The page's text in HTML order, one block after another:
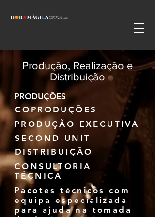
Produção, Realização e
Distribuição
PRODUÇÕES
COPRODUÇÕES
PRODUÇÃO EXECUTIVA
SECOND UNIT
DISTRIBUIÇÃO
CONSULTORIA
TÉCNICA
Pacotes técnicos com
equipa especializada
para ajuda na tomada